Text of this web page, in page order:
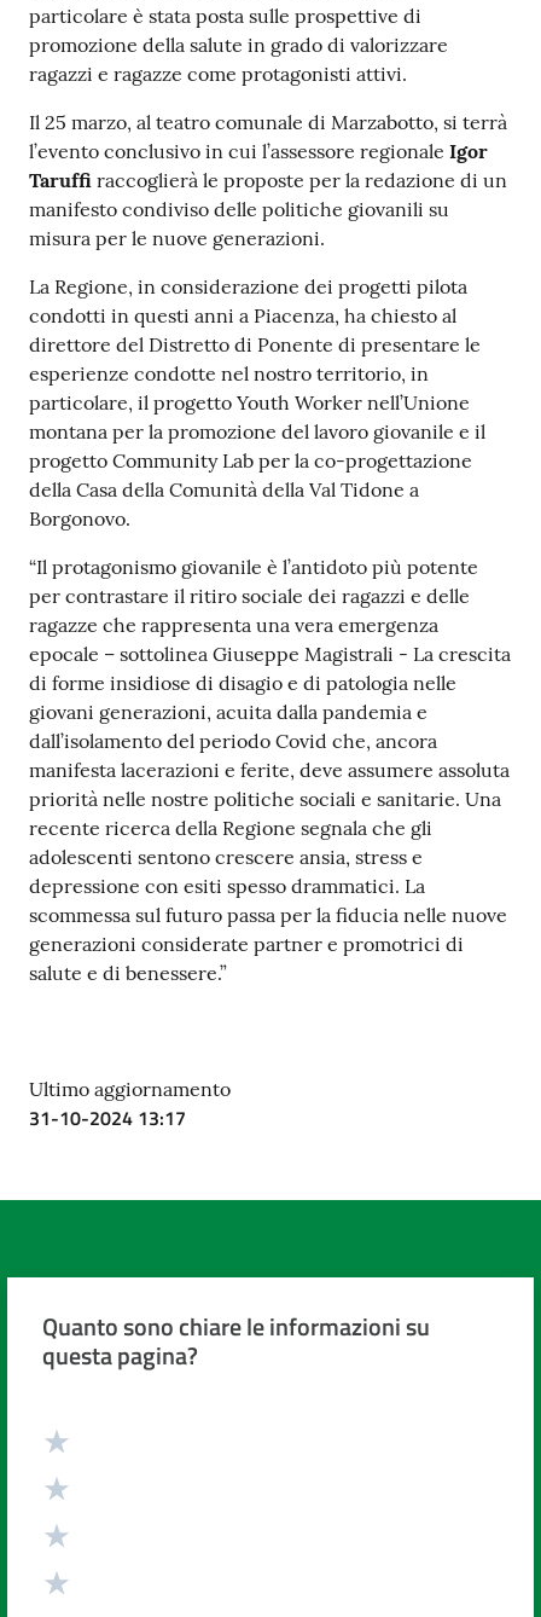
particolare è stata posta sulle prospettive di
promozione della salute in grado di valorizzare
ragazzi e ragazze come protagonisti attivi.
Il 25 marzo, al teatro comunale di Marzabotto, si terrà
l’evento conclusivo in cui l’assessore regionale Igor
Taruffi raccoglierà le proposte per la redazione di un
manifesto condiviso delle politiche giovanili su
misura per le nuove generazioni.
La Regione, in considerazione dei progetti pilota
condotti in questi anni a Piacenza, ha chiesto al
direttore del Distretto di Ponente di presentare le
esperienze condotte nel nostro territorio, in
particolare, il progetto Youth Worker nell’Unione
montana per la promozione del lavoro giovanile e il
progetto Community Lab per la co-progettazione
della Casa della Comunità della Val Tidone a
Borgonovo.
“Il protagonismo giovanile è l’antidoto più potente
per contrastare il ritiro sociale dei ragazzi e delle
ragazze che rappresenta una vera emergenza
epocale – sottolinea Giuseppe Magistrali - La crescita
di forme insidiose di disagio e di patologia nelle
giovani generazioni, acuita dalla pandemia e
dall’isolamento del periodo Covid che, ancora
manifesta lacerazioni e ferite, deve assumere assoluta
priorità nelle nostre politiche sociali e sanitarie. Una
recente ricerca della Regione segnala che gli
adolescenti sentono crescere ansia, stress e
depressione con esiti spesso drammatici. La
scommessa sul futuro passa per la fiducia nelle nuove
generazioni considerate partner e promotrici di
salute e di benessere.”
Ultimo aggiornamento
31-10-2024 13:17
Quanto sono chiare le informazioni su
questa pagina?